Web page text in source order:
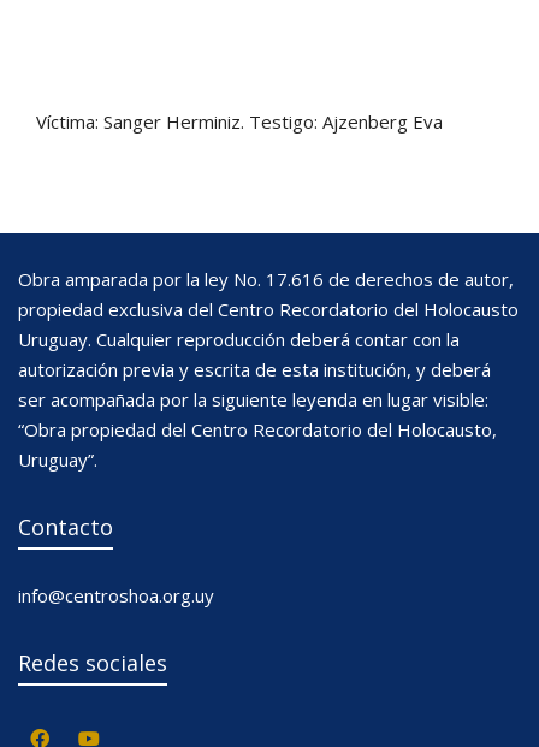
Víctima: Sanger Herminiz. Testigo: Ajzenberg Eva
Obra amparada por la ley No. 17.616 de derechos de autor,
propiedad exclusiva del Centro Recordatorio del Holocausto
Uruguay. Cualquier reproducción deberá contar con la
autorización previa y escrita de esta institución, y deberá
ser acompañada por la siguiente leyenda en lugar visible:
“Obra propiedad del Centro Recordatorio del Holocausto,
Uruguay”.
Contacto
info@centroshoa.org.uy
Redes sociales